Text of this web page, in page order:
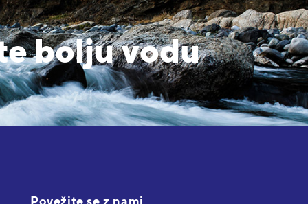
bolju vodu